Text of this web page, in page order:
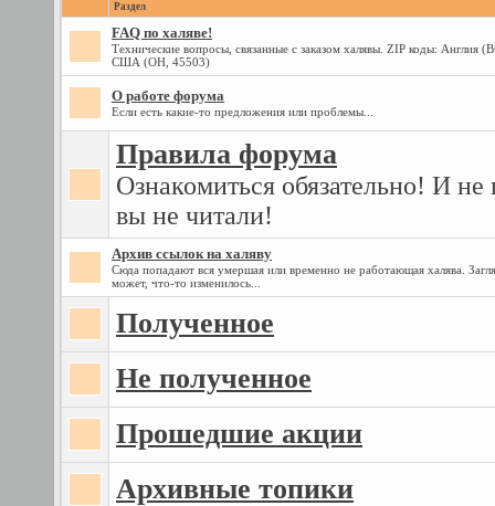
Раздел
FAQ по халяве!
Технические вопросы, связанные с заказом халявы. ZIP коды: Англия
США (OH, 45503)
О работе форума
Если есть какие-то предложения или проблемы...
Правила форума
Ознакомиться обязательно! И не
вы не читали!
Архив ссылок на халяву
Сюда попадают вся умершая или временно не работающая халява.
может, что-то изменилось...
Полученное
Не полученное
Прошедшие акции
Архивные топики